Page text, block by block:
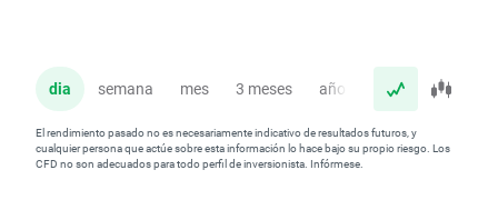
dia semana mes 3 meses año
El rendimiento pasado no es necesariamente indicativo de resultados futuros, y
cualquier persona que actúe sobre esta información lo hace bajo su propio riesgo. Los
CFD no son adecuados para todo perfil de inversionista. Infórmese.